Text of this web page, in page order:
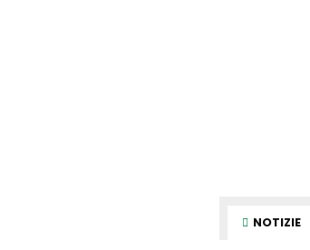
NOTIZIE